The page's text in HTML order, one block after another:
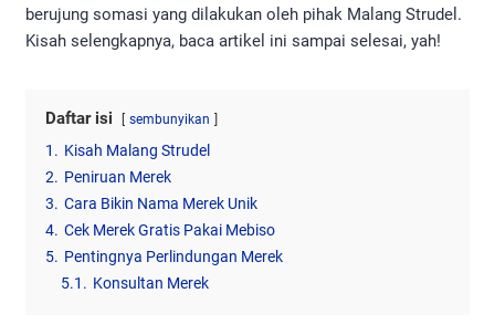
berujung somasi yang dilakukan oleh pihak Malang Strudel.
Kisah selengkapnya, baca artikel ini sampai selesai, yah!
Daftar isi sembunyikan
1. Kisah Malang Strudel
2. Peniruan Merek
3. Cara Bikin Nama Merek Unik
4. Cek Merek Gratis Pakai Mebiso
5. Pentingnya Perlindungan Merek
5.1. Konsultan Merek